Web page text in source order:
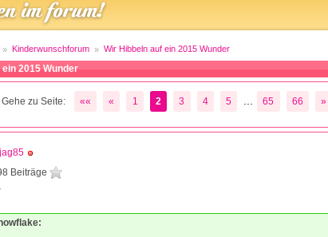
Kinderwunschforum Wir Hibbeln auf ein 2015 Wunder
2015 Wunder
Gehe zu Seite: «« « 1 2 3 4 5 65 66 »
Beiträge